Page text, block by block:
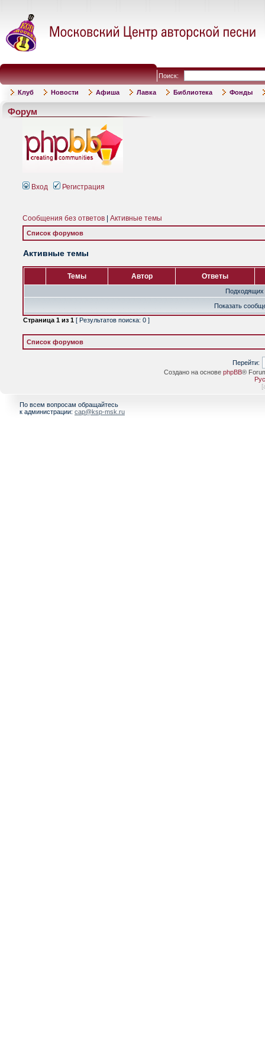
Поиск:
Клуб Новости Афиша Лавка Библиотека Фонды
Форум
Вход Регистрация
Сообщения без ответов Активные темы
Список форумов
Активные темы
Темы Автор Ответы
Подходящих
Показать
Страница 1 из 1 [ Результатов поиска: 0 ]
Список форумов
Перейти:
Создано на основе phpBB®
[
По всем вопросам обращайтесь
к администрации: cap@ksp-msk.ru